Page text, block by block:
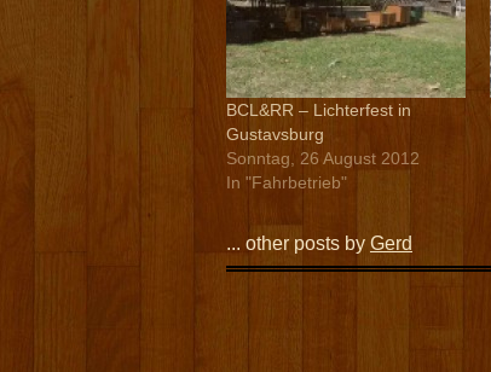
BCL&RR – Lichterfest in
Gustavsburg
Sonntag, 26 August 2012
In "Fahrbetrieb"
... other posts by Gerd